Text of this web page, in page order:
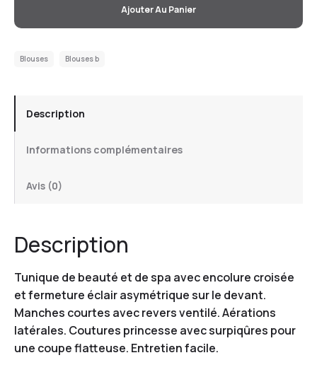
Ajouter Au Panier
Blouses Blouses b
Description
Informations complémentaires
Avis (0)
Description
Tunique de beauté et de spa avec encolure croisée
et fermeture éclair asymétrique sur le devant.
Manches courtes avec revers ventilé. Aérations
latérales. Coutures princesse avec surpiqûres pour
une coupe flatteuse. Entretien facile.